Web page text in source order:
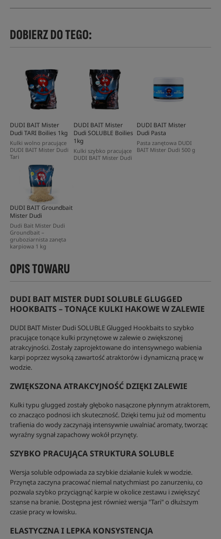
DOBIERZ DO TEGO:
DUDI BAIT Mister
Dudi TARI Boilies 1kg
Kulki wolno pracujące
DUDI BAIT Mister Dudi
Tari
DUDI BAIT Mister
Dudi SOLUBLE Boilies
1kg
Kulki szybko pracujące
DUDI BAIT Mister Dudi
DUDI BAIT Mister
Dudi Pasta
Pasta zanętowa DUDI
BAIT Mister Dudi 500 g
DUDI BAIT Groundbait
Mister Dudi
Dudi Bait Mister Dudi
Groundbait –
gruboziarnista zanęta
karpiowa 1 kg
OPIS TOWARU
DUDI BAIT MISTER DUDI SOLUBLE GLUGGED
HOOKBAITS – TONĄCE KULKI HAKOWE W ZALEWIE
DUDI BAIT Mister Dudi SOLUBLE Glugged Hookbaits to szybko
pracujące tonące kulki przynętowe w zalewie o zwiększonej
atrakcyjności. Zostały zaprojektowane do intensywnego wabienia
karpi poprzez wysoką zawartość atraktorów i dynamiczną pracę w
wodzie.
ZWIĘKSZONA ATRAKCYJNOŚĆ DZIĘKI ZALEWIE
Kulki typu glugged zostały głęboko nasączone płynnym atraktorem,
co znacząco podnosi ich skuteczność. Dzięki temu już od momentu
trafienia do wody zaczynają intensywnie uwalniać aromaty, tworząc
wyraźny sygnał zapachowy wokół przynęty.
SZYBKO PRACUJĄCA STRUKTURA SOLUBLE
Wersja soluble odpowiada za szybkie działanie kulek w wodzie.
Przynęta zaczyna pracować niemal natychmiast po zanurzeniu, co
pozwala szybko przyciągnąć karpie w okolice zestawu i zwiększyć
szanse na branie. Dostępna jest również wersja "Tari" o dłuższym
czasie pracy w łowisku.
ELASTYCZNA I LEPKA KONSYSTENCJA